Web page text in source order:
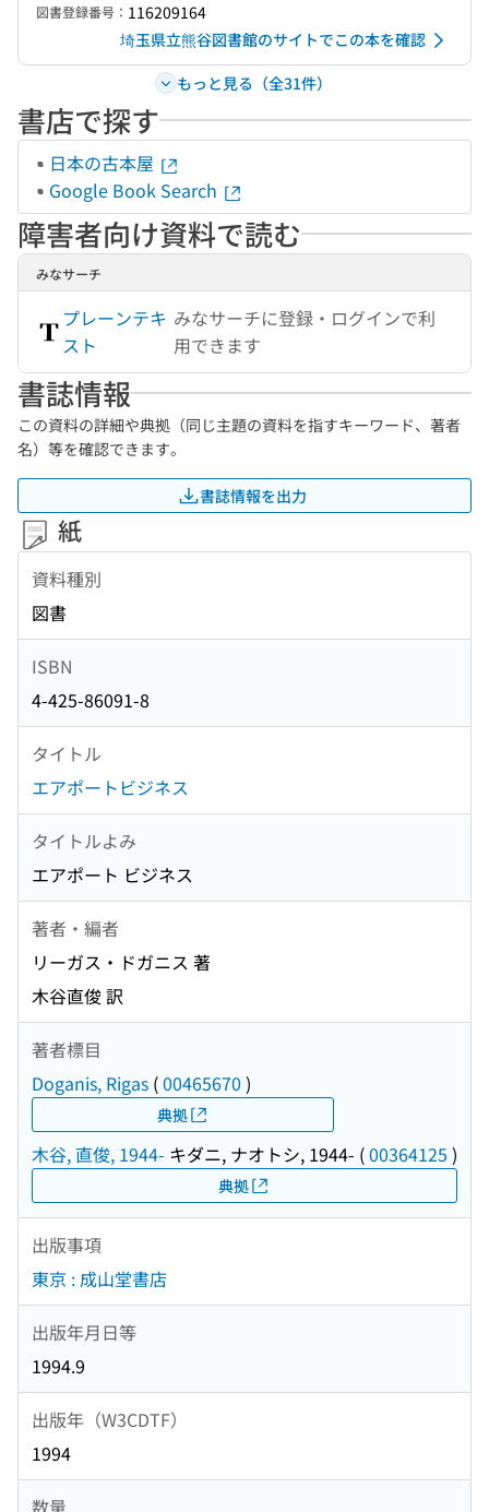
図書登録番号： 116209164
埼玉県立熊谷図書館のサイトでこの本を確認
もっと見る（全31件）
書店で探す
日本の古本屋
Google Book Search
障害者向け資料で読む
みなサーチ
プレーンテキ
スト
みなサーチに登録・ログインで利
用できます
書誌情報
この資料の詳細や典拠（同じ主題の資料を指すキーワード、著者
名）等を確認できます。
書誌情報を出力
紙
資料種別
図書
ISBN
4-425-86091-8
タイトル
エアポートビジネス
タイトルよみ
エアポート ビジネス
著者・編者
リーガス・ドガニス 著
木谷直俊 訳
著者標目
Doganis, Rigas (00465670 )
典拠
木谷, 直俊, 1944- キダニ, ナオトシ, 1944- (00364125 )
典拠
出版事項
東京 : 成山堂書店
出版年月日等
1994.9
出版年（W3CDTF）
1994
数量